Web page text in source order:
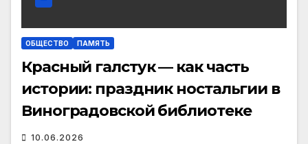
ОБЩЕСТВО ПАМЯТЬ
Красный галстук — как часть
истории: праздник ностальгии в
Виноградовской библиотеке
10.06.2026